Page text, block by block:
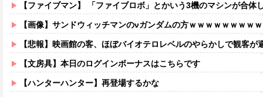
【ファイブマン】 「ファイブロボ」とかいう3機のマシンが合体
【画像】サンドウィッチマンのνガンダムの方ｗｗｗｗｗｗｗｗ
【悲報】映画館の客、ほぼバイオテロレベルのやらかしで観客が
【文房具】本日のログインボーナスはこちらです
【ハンターハンター】再登場するかな